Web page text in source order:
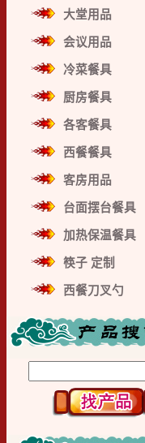
大堂用品
会议用品
冷菜餐具
厨房餐具
各客餐具
西餐餐具
客房用品
台面摆台餐具
加热保温餐具
筷子 定制
西餐刀叉勺